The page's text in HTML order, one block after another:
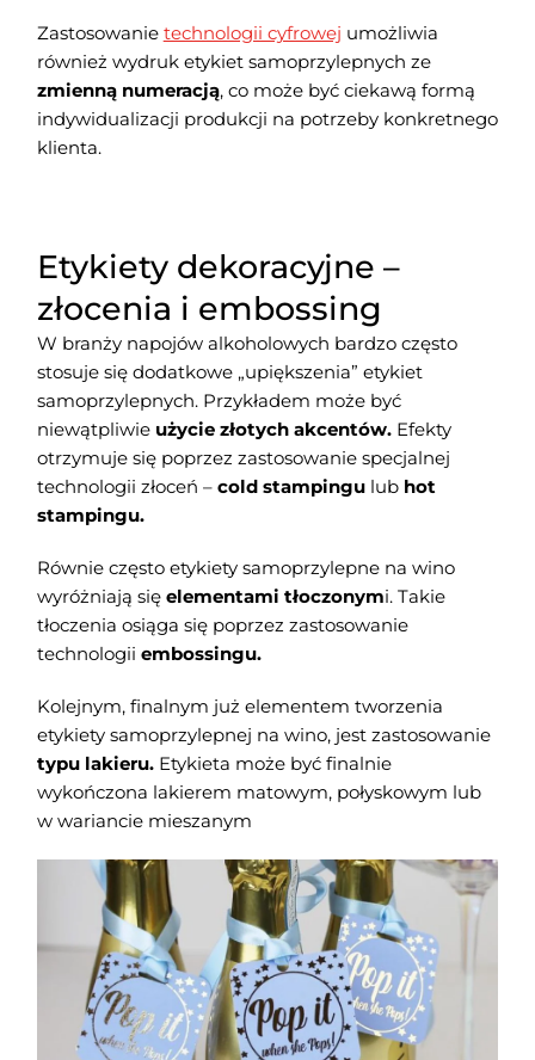
Zastosowanie technologii cyfrowej umożliwia
również wydruk etykiet samoprzylepnych ze
zmienną numeracją, co może być ciekawą formą
indywidualizacji produkcji na potrzeby konkretnego
klienta.
Etykiety dekoracyjne –
złocenia i embossing
W branży napojów alkoholowych bardzo często
stosuje się dodatkowe „upiększenia” etykiet
samoprzylepnych. Przykładem może być
niewątpliwie użycie złotych akcentów.Efekty
otrzymuje się poprzez zastosowanie specjalnej
technologii złoceń – cold stampingulub hot
stampingu.
Równie często etykiety samoprzylepne na wino
wyróżniają się elementami tłoczonymi. Takie
tłoczenia osiąga się poprzez zastosowanie
technologii embossingu.
Kolejnym, finalnym już elementem tworzenia
etykiety samoprzylepnej na wino, jest zastosowanie
typu lakieru.Etykieta może być finalnie
wykończona lakierem matowym, połyskowym lub
w wariancie mieszanym